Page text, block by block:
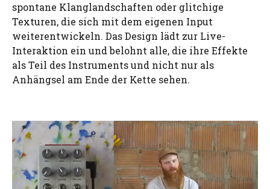
spontane Klanglandschaften oder glitchige
Texturen, die sich mit dem eigenen Input
weiterentwickeln. Das Design lädt zur Live-
Interaktion ein und belohnt alle, die ihre Effekte
als Teil des Instruments und nicht nur als
Anhängsel am Ende der Kette sehen.